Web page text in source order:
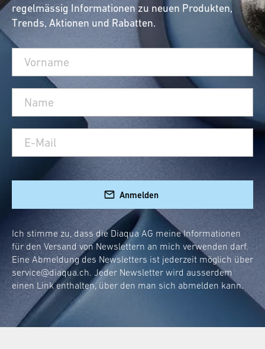
regelmässig Informationen zu neuen Produkten,
Trends, Aktionen und Rabatten.
Anmelden
Ich stimme zu, dass die Diaqua AG meine Informationen
für den Versand von Newslettern an mich verwenden darf.
Eine Abmeldung des Newsletters ist jederzeit möglich über
service@diaqua.ch. Jeder Newsletter wird ausserdem
einen Link enthalten, über den man sich abmelden kann.